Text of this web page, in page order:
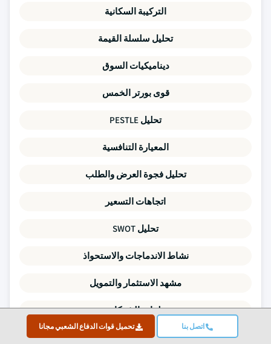
اتصل بنا تحميل قوات الدفاع الشعبي مجانا
التركيبة السكانية
تحليل سلسلة القيمة
ديناميكيات السوق
قوى بورتر الخمس
تحليل PESTLE
المعيارة التنافسية
تحليل فجوة العرض والطلب
اتجاهات التسعير
تحليل SWOT
نشاط الاندماجات والاستحواذ
مشهد الاستثمار والتمويل
ملفات الشركات
كل نقطة بيانات في هذا التقرير مُتحقّق منها عبر مقابلات أولية